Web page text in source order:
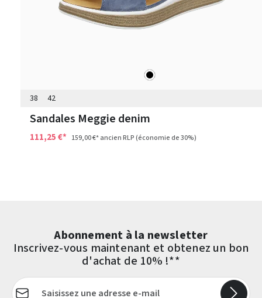
noir
38 42
Sandales Meggie denim
111,25 €* 159,00 €*ancien RLP(économie de 30%)
Abonnement à la newsletter
Inscrivez-vous maintenant et obtenez un bon
d'achat de 10% !**
Adresse e-mail*